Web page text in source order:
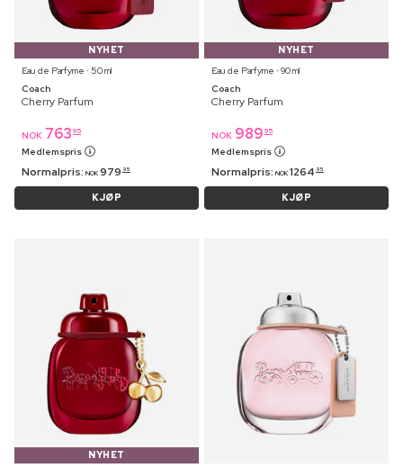
NYHET
Eau de Parfyme ⋅ 50 ml
Coach
Cherry Parfum
NOK 763 95
Medlemspris
Normalpris: NOK 979 95
KJØP
NYHET
Eau de Parfyme ⋅ 90 ml
Coach
Cherry Parfum
NOK 989 95
Medlemspris
Normalpris: NOK 1264 95
KJØP
NYHET